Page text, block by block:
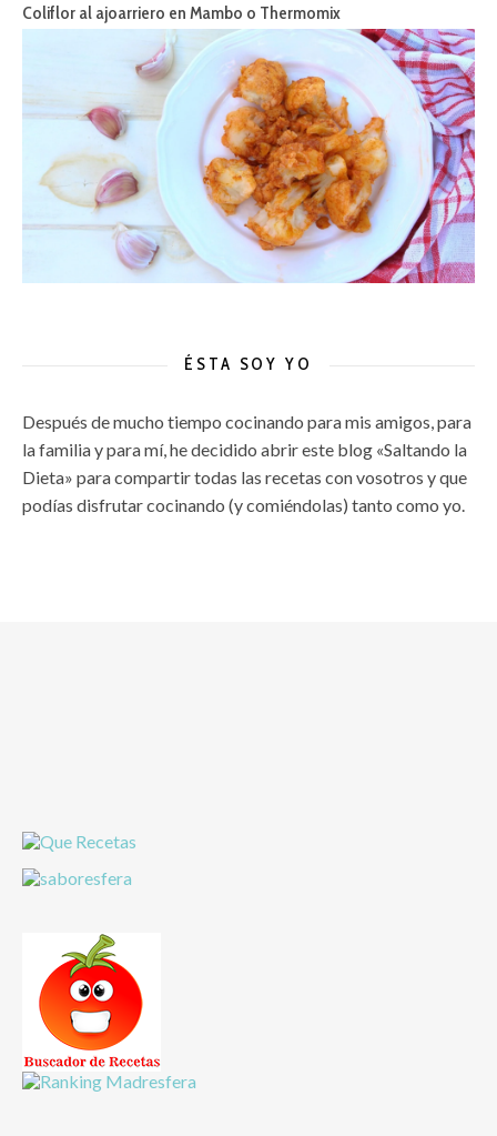
Coliflor al ajoarriero en Mambo o Thermomix
ÉSTA SOY YO
Después de mucho tiempo cocinando para mis amigos, para
la familia y para mí, he decidido abrir este blog «Saltando la
Dieta» para compartir todas las recetas con vosotros y que
podías disfrutar cocinando (y comiéndolas) tanto como yo.